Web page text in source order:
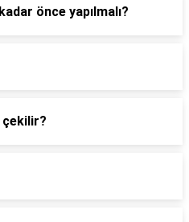
önce yapılmalı?